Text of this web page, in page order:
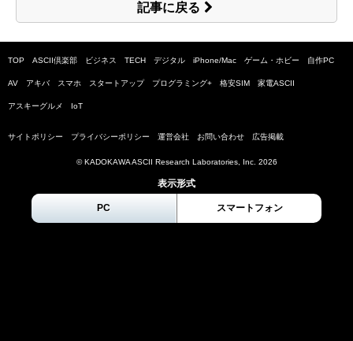
記事に戻る
TOP ASCII倶楽部 ビジネス TECH デジタル iPhone/Mac ゲーム・ホビー 自作PC
AV アキバ スマホ スタートアップ プログラミング+ 格安SIM 家電ASCII
アスキーグルメ IoT
サイトポリシー プライバシーポリシー 運営会社 お問い合わせ 広告掲載
© KADOKAWA ASCII Research Laboratories, Inc. 2026
表示形式
PC スマートフォン